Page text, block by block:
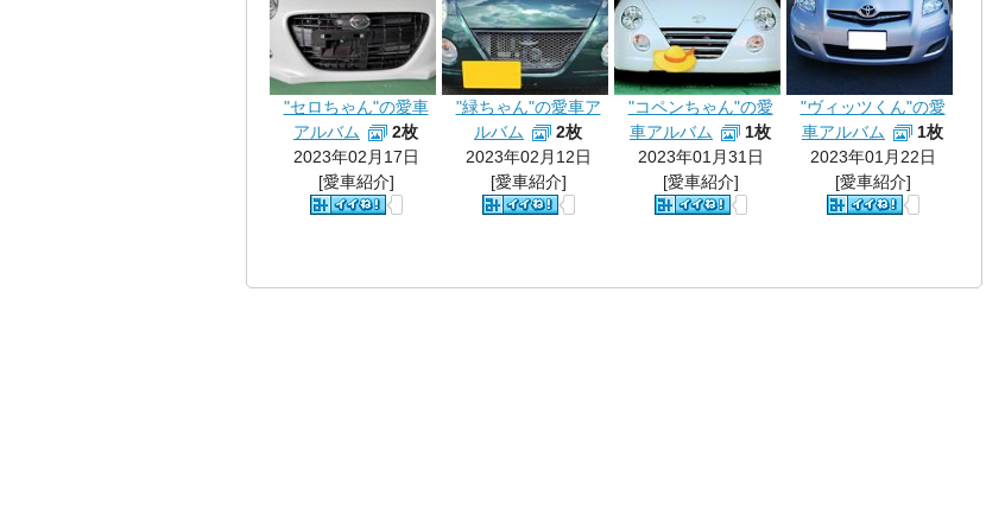
"セロちゃん"の愛車
アルバム
2枚
2023年02月17日
[愛車紹介]
"緑ちゃん"の愛車ア
ルバム
2枚
2023年02月12日
[愛車紹介]
"コペンちゃん"の愛
車アルバム
1枚
2023年01月31日
[愛車紹介]
"ヴィッツくん"の愛
車アルバム
1枚
2023年01月22日
[愛車紹介]